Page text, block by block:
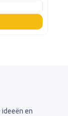
ideeën en